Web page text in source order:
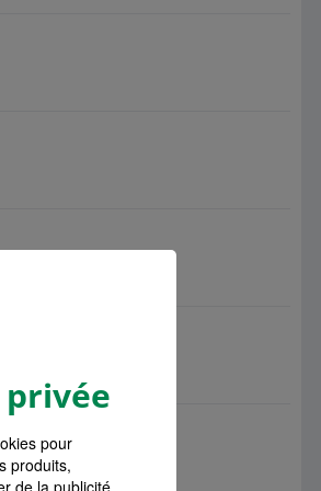
pour
produits,
de la publicité